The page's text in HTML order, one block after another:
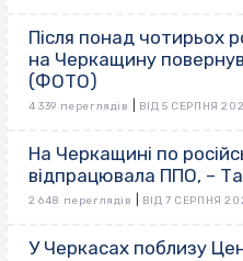
Після понад чотирьох
на Черкащину
(ФОТО)
4 339 переглядів ВІД 5 СЕРПНЯ
На Черкащині по
відпрацювала ППО, –
2 648 переглядів ВІД 7 СЕРПНЯ
У Черкасах поблизу